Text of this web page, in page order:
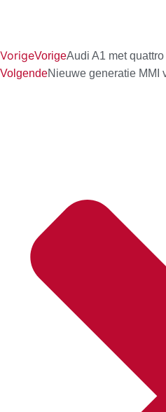
VorigeVorigeAudi A1 met
VolgendeNieuwe generatie MMI